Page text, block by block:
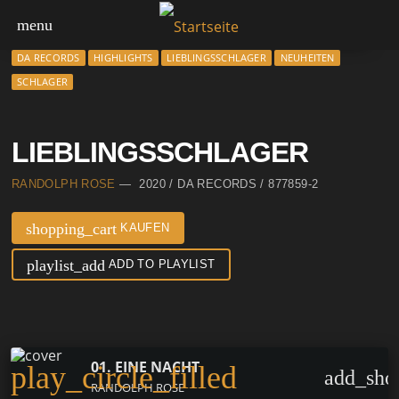
menu
DA RECORDS HIGHLIGHTS LIEBLINGSSCHLAGER
NEUHEITEN
SCHLAGER
LIEBLINGSSCHLAGER
RANDOLPH ROSE — 2020 / DA RECORDS / 877859-2
shopping_cartKAUFEN
playlist_add ADD TO PLAYLIST
play_circle_filled
01. EINE NACHT
RANDOLPH ROSE